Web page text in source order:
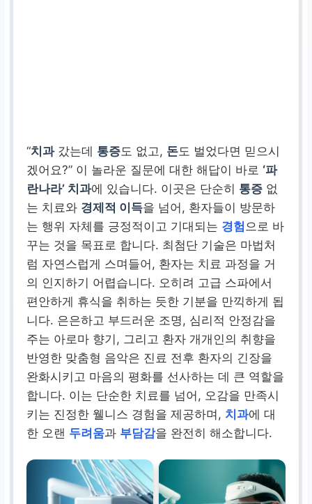
“치과갔는데 통증도 없고, 돈도 벌었다면 믿으시
겠어요?” 이 놀라운 질문에 대한 해답이 바로 ‘파
란나라’ 치과에 있습니다. 이곳은 단순히 통증 없
는 치료와 경제적 이득을 넘어, 환자들이 방문하
는 행위 자체를 긍정적이고 기대되는 경험으로 바
꾸는 것을 목표로 합니다. 최첨단 기술은 마법처
럼 자연스럽게 스며들어, 환자는 치료 과정을 거
의 인지하기 어렵습니다. 오히려 고급 스파에서
편안하게 휴식을 취하는 듯한 기분을 만끽하게 됩
니다. 은은하고 부드러운 조명, 심리적 안정감을
주는 아로마 향기, 그리고 환자 개개인의 취향을
반영한 맞춤형 음악은 진료 전후 환자의 긴장을
완화시키고 마음의 평화를 선사하는 데 큰 역할을
합니다. 이는 단순한 치료를 넘어, 오감을 만족시
키는 진정한 웰니스 경험을 제공하며, 치과에 대
한 오랜 두려움과 부담감을 완전히 해소합니다.